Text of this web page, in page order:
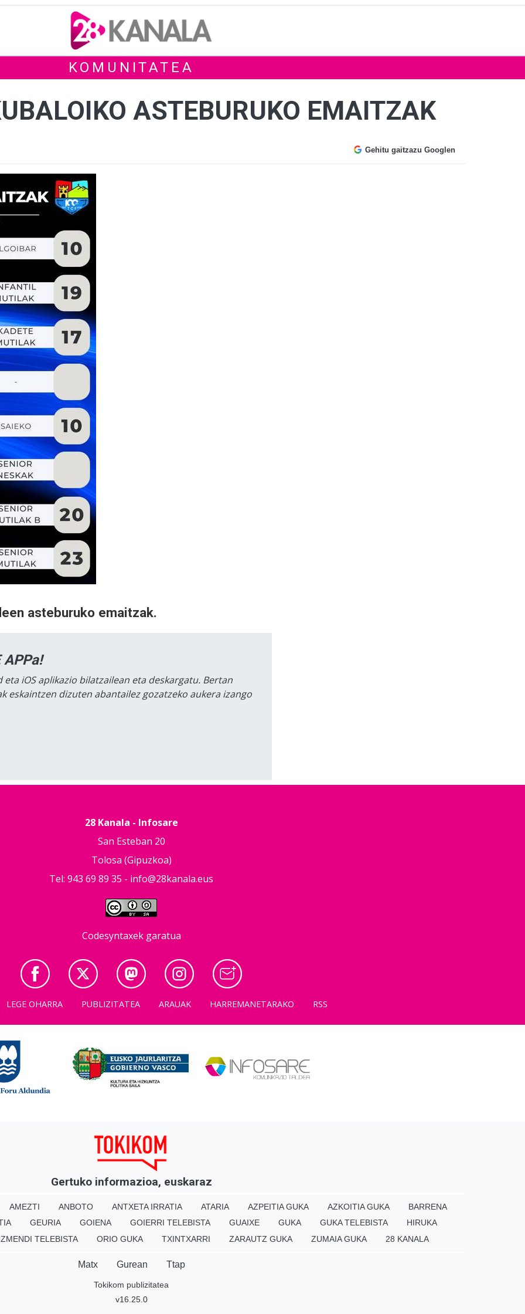
KOMUNITATEA
ASTEBURUKO EMAITZAK
Gehitu gaitzazu Googlen
asteburuko emaitzak.
APPa!
iOS aplikazio bilatzailean eta deskargatu. Bertan
eskaintzen dizuten abantailez gozatzeko aukera izango
28 Kanala - Infosare
San Esteban 20
Tolosa (Gipuzkoa)
Tel: 943 69 89 35 - info@28kanala.eus
Codesyntaxek garatua
LEGE OHARRA PUBLIZITATEA ARAUAK HARREMANETARAKO RSS
Gertuko informazioa, euskaraz
AMEZTI ANBOTO ANTXETA IRRATIA ATARIA AZPEITIA GUKA AZKOITIA GUKA
BARRENA
GEURIA GOIENA GOIERRI TELEBISTA GUAIXE GUKA GUKA TELEBISTA
HIRUKA
TELEBISTA ORIO GUKA TXINTXARRI ZARAUTZ GUKA ZUMAIA GUKA 28 KANALA
Matx Gurean Ttap
Tokikom publizitatea
v16.25.0